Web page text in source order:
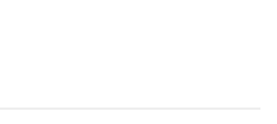
feestweekend “Concert@Veld C 2022”